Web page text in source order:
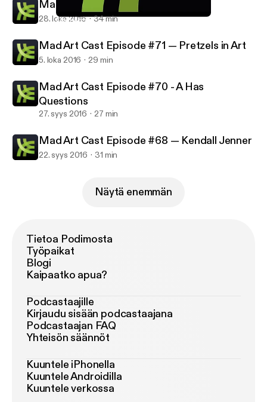
Mad Art Cast Episode #71 — Pretzels in Art
Mad Art Cast Episode #72 — Muse
28. loka 2016 34 min
Mad Art Cast Episode #71 — Pretzels in Art
5. loka 2016 29 min
Mad Art Cast Episode #70 - A Has
Questions
27. syys 2016 27 min
Mad Art Cast Episode #68 — Kendall Jenner
22. syys 2016 31 min
Näytä enemmän
Tietoa Podimosta
Työpaikat
Blogi
Kaipaatko apua?
Podcastaajille
Kirjaudu sisään podcastaajana
Podcastaajan FAQ
Yhteisön säännöt
Kuuntele iPhonella
Kuuntele Androidilla
Kuuntele verkossa